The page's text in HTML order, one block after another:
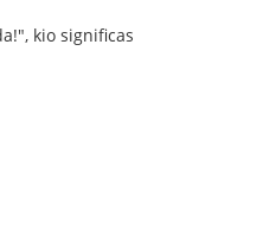
kio significas